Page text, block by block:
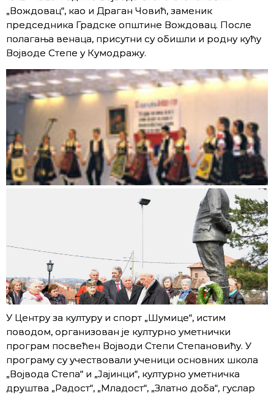
„Вождовац“, као и Драган Човић, заменик
председника Градске општине Вождовац. После
полагања венаца, присутни су обишли и родну кућу
Војводе Степе у Кумодражу.
У Центру за културу и спорт „Шумице“, истим
поводом, организован је културно уметнички
програм посвећен Војводи Степи Степановићу. У
програму су учествовали ученици основних школа
„Војвода Степа“ и „Јајинци“, културно уметничка
друштва „Радост“, „Младост“, „Златно доба“, гуслар